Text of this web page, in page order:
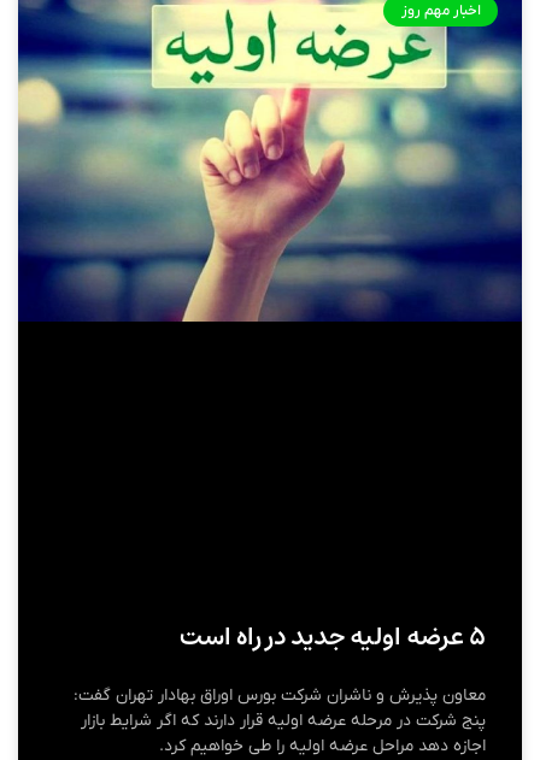
اخبار مهم روز
۵ عرضه اولیه جدید در راه است
معاون پذیرش و ناشران شرکت بورس اوراق بهادار تهران گفت:
پنج شرکت در مرحله عرضه اولیه قرار دارند که اگر شرایط بازار
اجازه دهد مراحل عرضه اولیه را طی خواهیم کرد.